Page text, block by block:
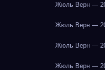
Жюль Верн —
Жюль Верн —
Жюль Верн —
Жюль Верн —